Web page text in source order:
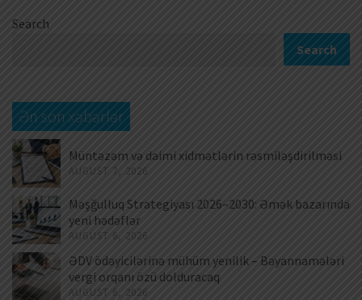
Search
Search
Ən son xəbərlər
Müntəzəm və daimi xidmətlərin rəsmiləşdirilməsi
AUGUST 7, 2026
Məşğulluq Strategiyası 2026–2030: Əmək bazarında
yeni hədəflər
AUGUST 6, 2026
ƏDV ödəyicilərinə mühüm yenilik – Bəyannamələri
vergi orqanı özü dolduracaq
AUGUST 6, 2026